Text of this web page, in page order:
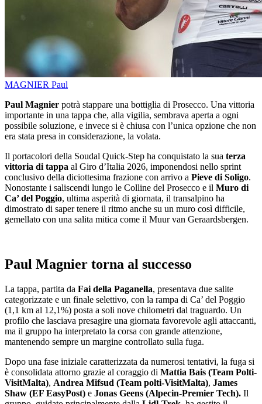
MAGNIER Paul
Paul Magnier potrà stappare una bottiglia di Prosecco. Una vittoria
importante in una tappa che, alla vigilia, sembrava aperta a ogni
possibile soluzione, e invece si è chiusa con l’unica opzione che non
era stata presa in considerazione, la volata.
Il portacolori della Soudal Quick-Step ha conquistato la sua terza
vittoria di tappa al Giro d’Italia 2026, imponendosi nello sprint
conclusivo della diciottesima frazione con arrivo a Pieve di Soligo.
Nonostante i saliscendi lungo le Colline del Prosecco e il Muro di
Ca’ del Poggio, ultima asperità di giornata, il transalpino ha
dimostrato di saper tenere il ritmo anche su un muro così difficile,
gemellato con una salita mitica come il Muur van Geraardsbergen.
Paul Magnier torna al successo
La tappa, partita da Fai della Paganella, presentava due salite
categorizzate e un finale selettivo, con la rampa di Ca’ del Poggio
(1,1 km al 12,1%) posta a soli nove chilometri dal traguardo. Un
profilo che lasciava presagire una giornata favorevole agli attaccanti,
ma il gruppo ha interpretato la corsa con grande attenzione,
mantenendo sempre un margine controllato sulla fuga.
Dopo una fase iniziale caratterizzata da numerosi tentativi, la fuga si
è consolidata attorno grazie al coraggio di Mattia Bais (Team Polti-
VisitMalta), Andrea Mifsud (Team polti-VisitMalta), James
Shaw (EF EasyPost) e Jonas Geens (Alpecin-Premier Tech). Il